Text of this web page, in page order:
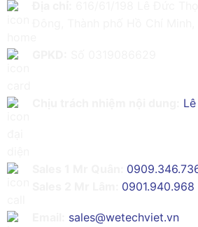
0901.940.968
sales@wetechviet.vn